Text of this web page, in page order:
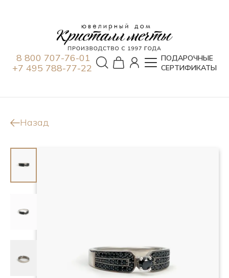
8 800 707-76-01
+7 495 788-77-22
ПОДАРОЧНЫЕ
СЕРТИФИКАТЫ
Назад